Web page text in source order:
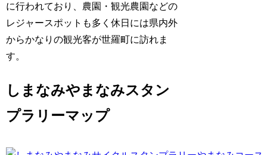
に行われており、農園・観光農園などの
レジャースポットも多く休日には県内外
からかなりの観光客が世羅町に訪れま
す。
しまなみやまなみスタン
プラリーマップ